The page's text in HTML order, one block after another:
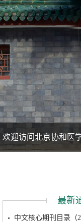
欢迎访问北京协和医
最新
中文核心期刊目录（